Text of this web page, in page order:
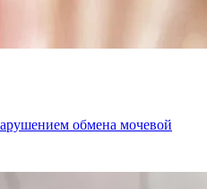
обмена мочевой